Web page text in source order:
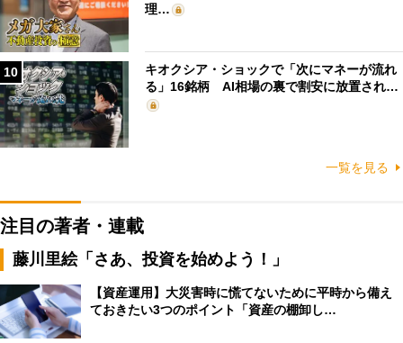
理…
10
キオクシア・ショックで「次にマネーが流れ
る」16銘柄 AI相場の裏で割安に放置され…
一覧を見る
注目の著者・連載
藤川里絵「さあ、投資を始めよう！」
【資産運用】大災害時に慌てないために平時から備え
ておきたい3つのポイント「資産の棚卸し…